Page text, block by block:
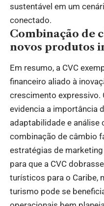
sustentável em um
conectado.
Combinação de
novos produtos
Em resumo, a CVC
financeiro aliado à
crescimento expressivo.
evidencia a importância
adaptabilidade e análise
combinação de câmbio
estratégias de
para que a CVC
turísticos para o Caribe,
turismo pode se